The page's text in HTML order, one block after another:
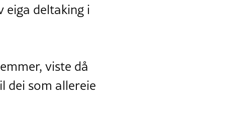
eiga deltaking i
viste då
dei som allereie